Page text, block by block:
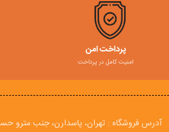
پرداخت امن
امنیت کامل در پرداخت
آدرس فروشگاه : تهران، پاسدارن، جنب مترو